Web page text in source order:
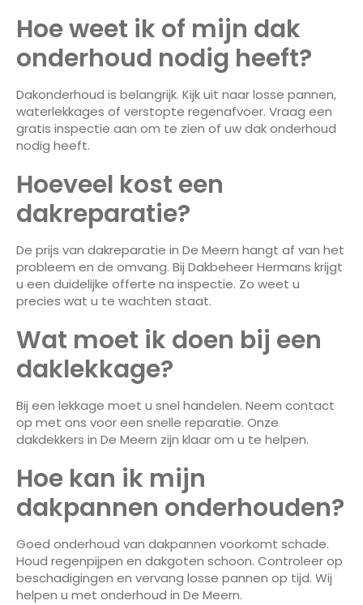
Hoe weet ik of mijn dak
onderhoud nodig heeft?
Dakonderhoud is belangrijk. Kijk uit naar losse pannen,
waterlekkages of verstopte regenafvoer. Vraag een
gratis inspectie aan om te zien of uw dak onderhoud
nodig heeft.
Hoeveel kost een
dakreparatie?
De prijs van dakreparatie in De Meern hangt af van het
probleem en de omvang. Bij Dakbeheer Hermans krijgt
u een duidelijke offerte na inspectie. Zo weet u
precies wat u te wachten staat.
Wat moet ik doen bij een
daklekkage?
Bij een lekkage moet u snel handelen. Neem contact
op met ons voor een snelle reparatie. Onze
dakdekkers in De Meern zijn klaar om u te helpen.
Hoe kan ik mijn
dakpannen onderhouden?
Goed onderhoud van dakpannen voorkomt schade.
Houd regenpijpen en dakgoten schoon. Controleer op
beschadigingen en vervang losse pannen op tijd. Wij
helpen u met onderhoud in De Meern.